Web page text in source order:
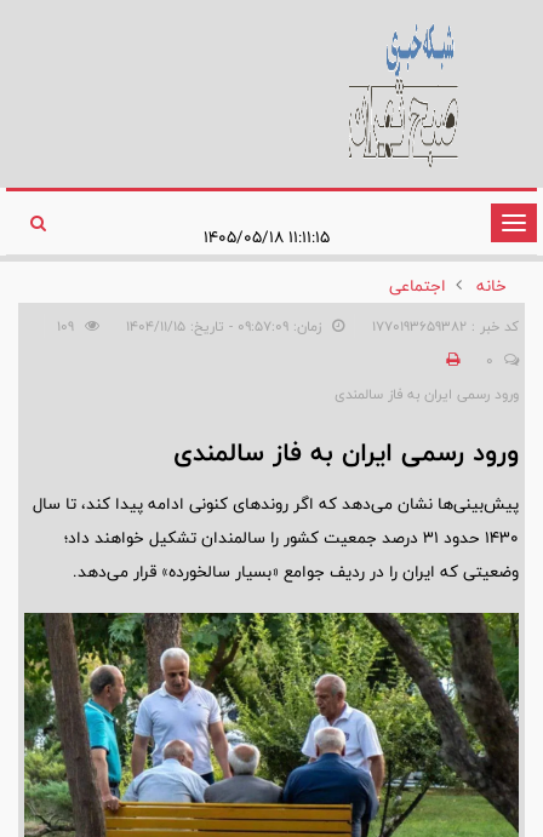
تغییر
وضعیت
ناوبری
۱۱:۱۱:۱۵ ۱۴۰۵/۰۵/۱۸
خانه
اجتماعی
کد خبر : 1770193659382 زمان: ۰۹:۵۷:۰۹ - تاریخ: ۱۴۰۴/۱۱/۱۵
0
ورود رسمی ایران به فاز سالمندی
ورود رسمی ایران به فاز سالمندی
پیش‌بینی‌ها نشان می‌دهد که اگر روندهای کنونی ادامه پیدا کند، تا سال
۱۴۳۰ حدود ۳۱ درصد جمعیت کشور را سالمندان تشکیل خواهند داد؛
وضعیتی که ایران را در ردیف جوامع «بسیار سالخورده» قرار می‌دهد.